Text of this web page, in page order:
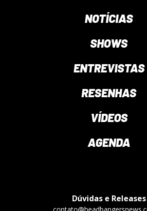
NOTÍCIAS
SHOWS
ENTREVISTAS
RESENHAS
VÍDEOS
AGENDA
Dúvidas e Releases